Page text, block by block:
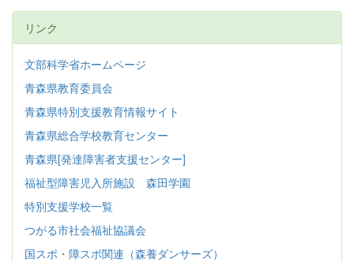
リンク
文部科学省ホームページ
青森県教育委員会
青森県特別支援教育情報サイト
青森県総合学校教育センター
青森県[発達障害者支援センター]
福祉型障害児入所施設 森田学園
特別支援学校一覧
つがる市社会福祉協議会
国スポ・障スポ関連（森養ダンサーズ）